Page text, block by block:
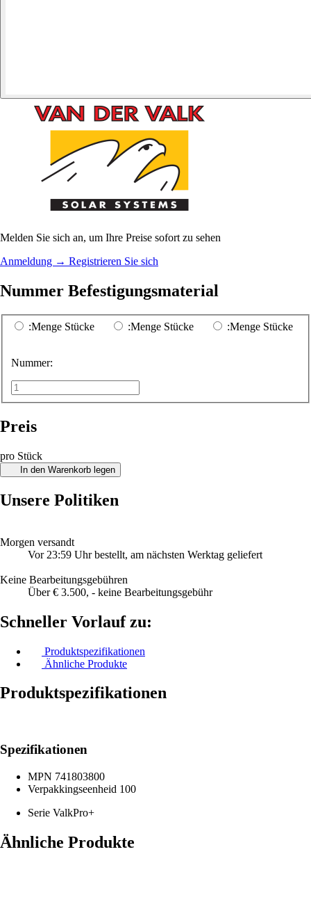
Melden Sie sich an, um Ihre Preise sofort zu sehen
Anmeldung → Registrieren Sie sich
Nummer Befestigungsmaterial
:Menge Stücke :Menge Stücke :Menge Stücke
Nummer:
Preis
pro Stück
In den Warenkorb legen
Unsere Politiken
Morgen versandt
Vor 23:59 Uhr bestellt, am nächsten Werktag geliefert
Keine Bearbeitungsgebühren
Über € 3.500, - keine Bearbeitungsgebühr
Schneller Vorlauf zu:
Produktspezifikationen
Ähnliche Produkte
Produktspezifikationen
Spezifikationen
MPN 741803800
Verpakkingseenheid 100
Serie ValkPro+
Ähnliche Produkte